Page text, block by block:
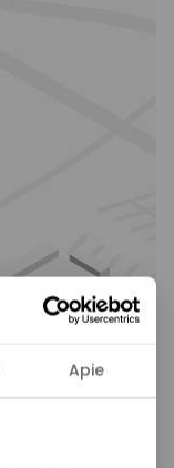
Apie